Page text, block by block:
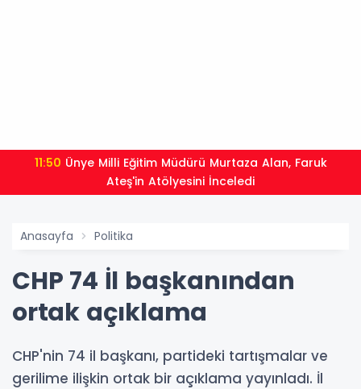
11:50
Ateş'in Atölyesini İnceledi
Anasayfa Politika
CHP 74 İl başkanından
ortak açıklama
CHP'nin 74 il başkanı, partideki tartışmalar ve
gerilime ilişkin ortak bir açıklama yayınladı. İl